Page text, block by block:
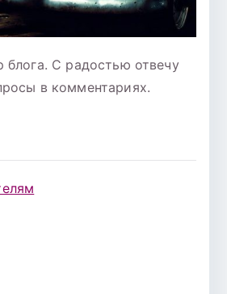
блога. С радостью отвечу
в комментариях.